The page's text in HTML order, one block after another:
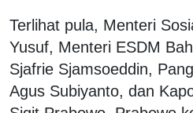
Terlihat pula, Menteri
Yusuf, Menteri ESDM
Sjafrie Sjamsoeddin,
Agus Subiyanto, dan